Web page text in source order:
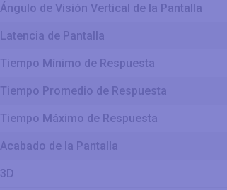
Ángulo de Visión Vertical de la Pantalla
Latencia de Pantalla
Tiempo Mínimo de Respuesta
Tiempo Promedio de Respuesta
Tiempo Máximo de Respuesta
Acabado de la Pantalla
3D